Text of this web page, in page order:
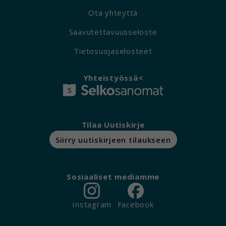
Ota yhteyttä
Saavutettavuusseloste
Tietosuojaselosteet
Yhteistyössä<
Tilaa Uutiskirje
Siirry uutiskirjeen tilaukseen
Sosiaaliset mediamme
Instagram Facebook